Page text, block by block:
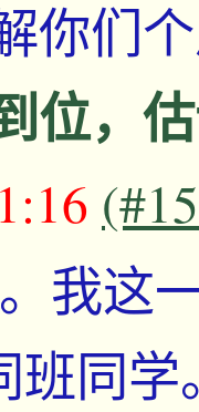
你们
位，
我这
班同